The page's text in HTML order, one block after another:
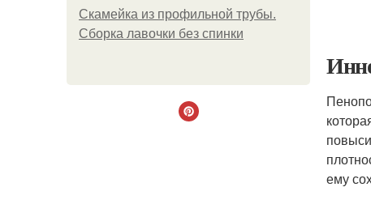
Скамейка из профильной трубы.
Сборка лавочки без спинки
ему